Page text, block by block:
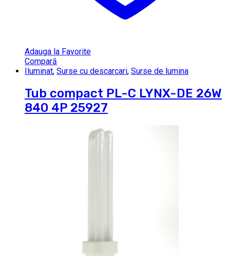
Adauga la Favorite
Compară
Iluminat, Surse cu descarcari, Surse de lumina
Tub compact PL-C LYNX-DE 26W
840 4P 25927